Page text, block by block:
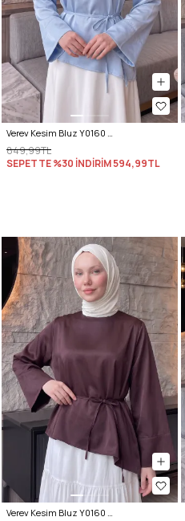
Verev Kesim Bluz Y0160 - BEBE MAVİSİ
849,99TL
SEPETTE %30 İNDİRİM594,99TL
Verev Kesim Bluz Y0160 - MÜRDÜM